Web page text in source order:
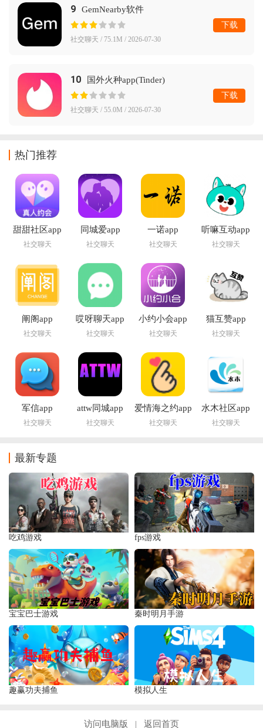
9 GemNearby软件
社交聊天 / 75.1M / 2026-07-30
下载
10 国外火种app(Tinder)
社交聊天 / 55.0M / 2026-07-30
下载
热门推荐
甜甜社区app
社交聊天
同城爱app
社交聊天
一诺app
社交聊天
听嘛互动app
社交聊天
阐阁app
社交聊天
哎呀聊天app
社交聊天
小约小会app
社交聊天
猫互赞app
社交聊天
军信app
社交聊天
attw同城app
社交聊天
爱情海之约app
社交聊天
水木社区app
社交聊天
最新专题
吃鸡游戏 fps游戏
宝宝巴士游戏 秦时明月手游
趣赢功夫捕鱼 模拟人生
访问电脑版 返回首页